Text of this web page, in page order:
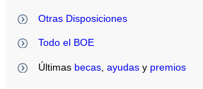
Otras Disposiciones
Todo el BOE
Últimas becas ,ayudas y premios